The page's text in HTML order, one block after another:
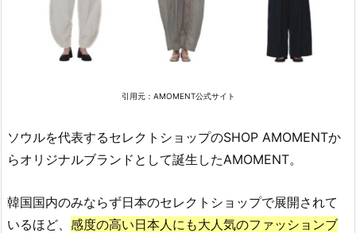
引用元：AMOMENT公式サイト
ソウルを代表するセレクトショップのSHOP AMOMENTか
らオリジナルブランドとして誕生したAMOMENT。
韓国国内のみならず日本のセレクトショップで展開されて
いるほど、 感度の高い日本人にも大人気のファッションブ